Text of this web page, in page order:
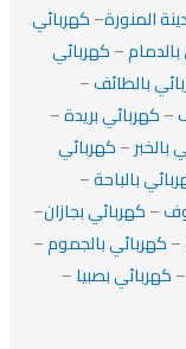
–كهربائي
–كهربائي
–
بريدة–
–كهربائي
–
كهربائي بجازان–
بالجموم–
بصبيا–